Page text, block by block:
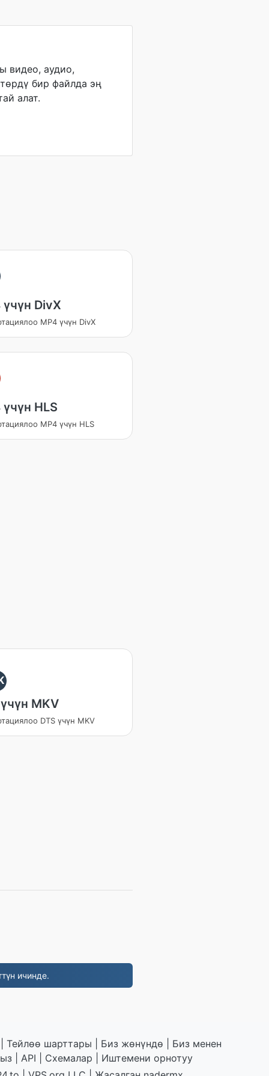
видео, аудио,
бир файлда эң
алат.
үчүн DivX
MP4 үчүн DivX
үчүн HLS
MP4 үчүн HLS
MKV
DTS үчүн MKV
ичинде.
Тейлөө шарттары Биз жөнүндө
Биз менен
API Схемалар
Иштемени орнотуу